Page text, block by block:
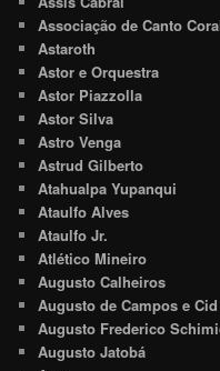
Associação de Canto
Astaroth
Astor e Orquestra
Astor Piazzolla
Astor Silva
Astro Venga
Astrud Gilberto
Atahualpa Yupanqui
Ataulfo Alves
Ataulfo Jr.
Atlético Mineiro
Augusto Calheiros
Augusto de Campos e
Augusto Frederico
Augusto Jatobá